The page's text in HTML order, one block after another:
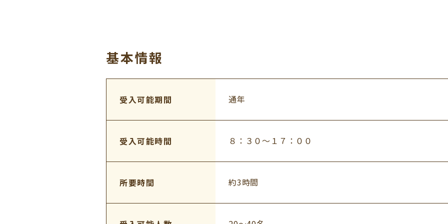
基本情報
受入可能期間 通年
受入可能時間 ８：３０～１７：００
所要時間 約3時間